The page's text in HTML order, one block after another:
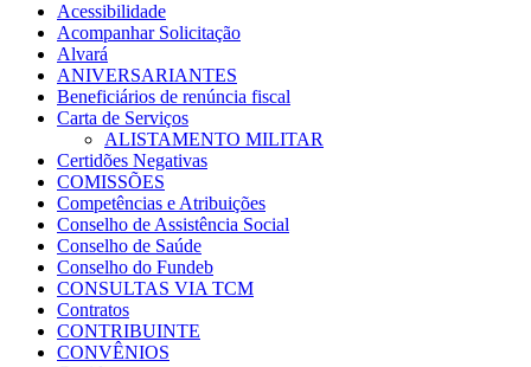
Acessibilidade
Acompanhar Solicitação
Alvará
ANIVERSARIANTES
Beneficiários de renúncia fiscal
Carta de Serviços
ALISTAMENTO MILITAR
Certidões Negativas
COMISSÕES
Competências e Atribuições
Conselho de Assistência Social
Conselho de Saúde
Conselho do Fundeb
CONSULTAS VIA TCM
Contratos
CONTRIBUINTE
CONVÊNIOS